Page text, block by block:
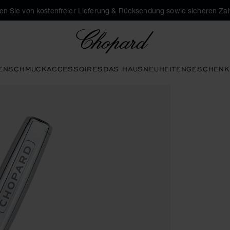
Sie von kostenfreier Lieferung & Rücksendung sowie sicheren
SCHMUCKACCESSOIRESDAS HAUSNEUHEITEN